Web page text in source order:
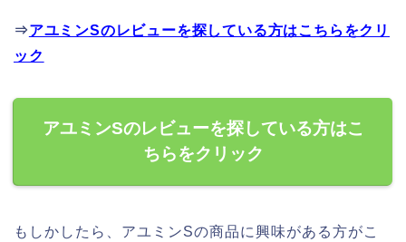
⇒アユミンSのレビューを探している方はこちらをクリ
ック
アユミンSのレビューを探している方はこ
ちらをクリック
もしかしたら、アユミンSの商品に興味がある方がこ